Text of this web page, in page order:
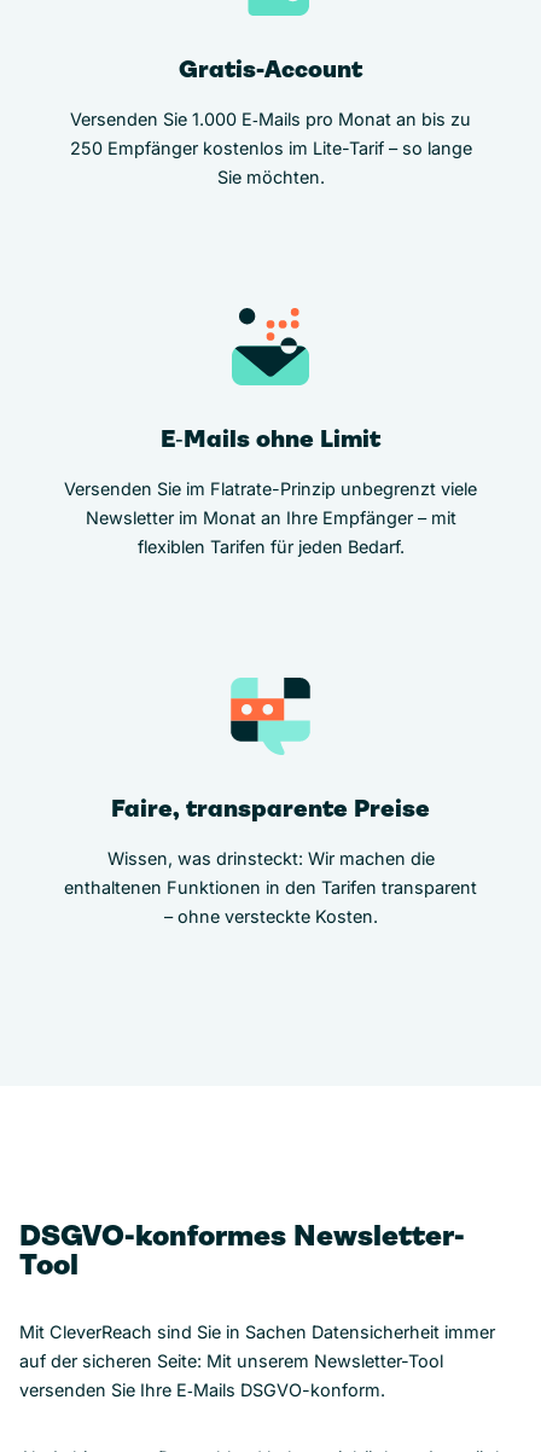
Gratis-Account
Versenden Sie 1.000 E‑Mails pro Monat an bis zu
250 Empfänger kostenlos im Lite-Tarif – so lange
Sie möchten.
E‑Mails ohne Limit
Versenden Sie im Flatrate-Prinzip unbegrenzt viele
Newsletter im Monat an Ihre Empfänger – mit
flexiblen Tarifen für jeden Bedarf.
Faire, transparente Preise
Wissen, was drinsteckt: Wir machen die
enthaltenen Funktionen in den Tarifen transparent
– ohne versteckte Kosten.
DSGVO-konformes Newsletter-
Tool
Mit CleverReach sind Sie in Sachen Datensicherheit immer
auf der sicheren Seite: Mit unserem Newsletter-Tool
versenden Sie Ihre E‑Mails DSGVO-konform.